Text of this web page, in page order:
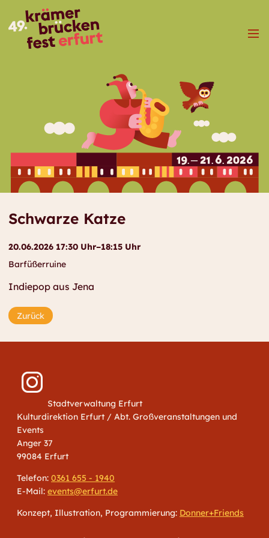
Menü
Schwarze Katze
20.06.2026 17:30 Uhr–18:15 Uhr
Barfüßerruine
Indiepop aus Jena
Zurück
Stadtverwaltung Erfurt
Kulturdirektion Erfurt / Abt. Großveranstaltungen und
Events
Anger 37
99084 Erfurt
Telefon: 0361 655 - 1940
E-Mail: events@erfurt.de
Konzept, Illustration, Programmierung: Donner+Friends